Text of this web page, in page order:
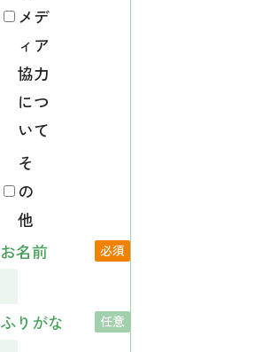
メデ
ィア
協力
につ
いて
そ
の
他
お名前
ふりがな